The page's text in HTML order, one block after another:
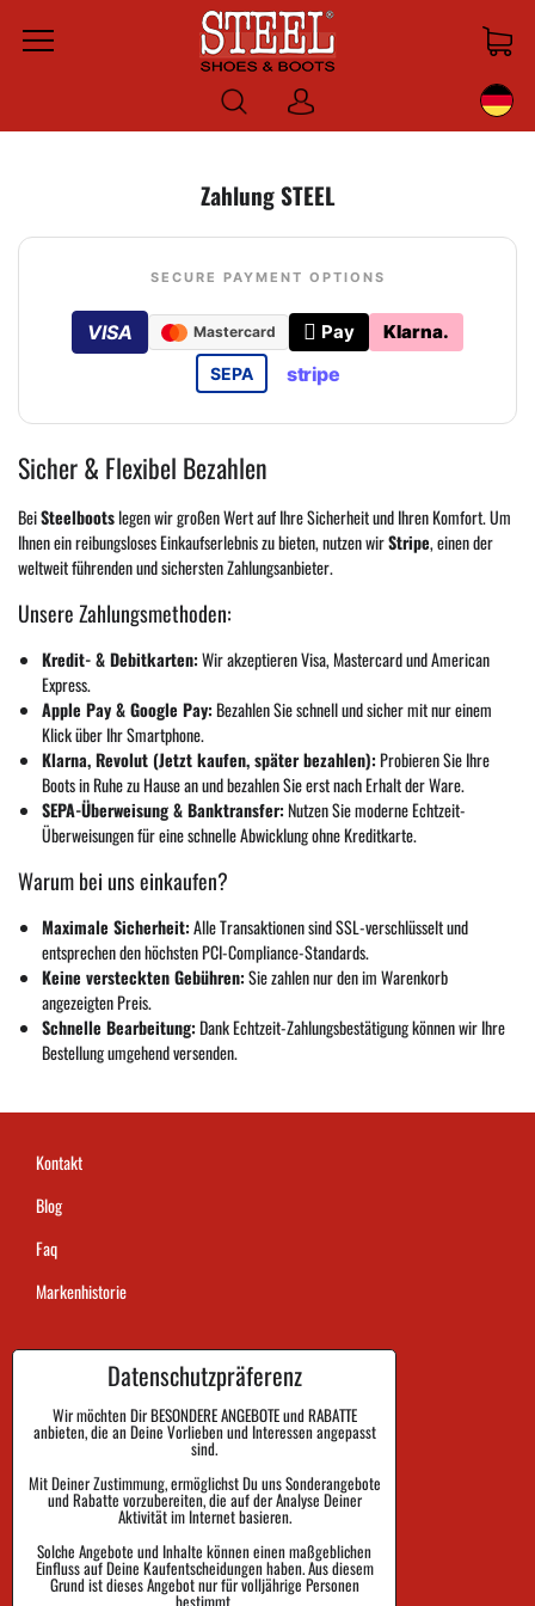
Menu
Anmelden
Zahlung STEEL
SECURE PAYMENT OPTIONS
VISA Mastercard  Pay Klarna.
SEPA stripe
Sicher & Flexibel Bezahlen
BeiSteelbootslegen wir großen Wert auf Ihre Sicherheit und Ihren Komfort. Um
Ihnen ein reibungsloses Einkaufserlebnis zu bieten, nutzen wirStripe, einen der
weltweit führenden und sichersten Zahlungsanbieter.
Unsere Zahlungsmethoden:
Kredit- & Debitkarten:Wir akzeptieren Visa, Mastercard und American
Express.
Apple Pay & Google Pay:Bezahlen Sie schnell und sicher mit nur einem
Klick über Ihr Smartphone.
Klarna, Revolut (Jetzt kaufen, später bezahlen):Probieren Sie Ihre
Boots in Ruhe zu Hause an und bezahlen Sie erst nach Erhalt der Ware.
SEPA-Überweisung & Banktransfer:Nutzen Sie moderne Echtzeit-
Überweisungen für eine schnelle Abwicklung ohne Kreditkarte.
Warum bei uns einkaufen?
Maximale Sicherheit:Alle Transaktionen sind SSL-verschlüsselt und
entsprechen den höchsten PCI-Compliance-Standards.
Keine versteckten Gebühren:Sie zahlen nur den im Warenkorb
angezeigten Preis.
Schnelle Bearbeitung:Dank Echtzeit-Zahlungsbestätigung können wir Ihre
Bestellung umgehend versenden.
Kontakt
Blog
Faq
Markenhistorie
Dauer der Auftragsausführung
Zahlung
Warenrückgabe und Reklamation
Größe
Schutz der Privatsphäre
Datenschutzpräferenz
Wir möchten Dir BESONDERE ANGEBOTE und RABATTE
anbieten, die an Deine Vorlieben und Interessen angepasst
sind.
Mit Deiner Zustimmung, ermöglichst Du uns Sonderangebote
und Rabatte vorzubereiten, die auf der Analyse Deiner
Aktivität im Internet basieren.
Solche Angebote und Inhalte können einen maßgeblichen
Einfluss auf Deine Kaufentscheidungen haben. Aus diesem
Grund ist dieses Angebot nur für volljährige Personen
bestimmt.